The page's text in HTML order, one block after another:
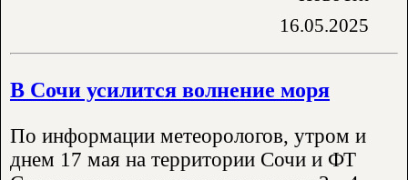
16.05.2025
В Сочи усилится волнение моря
По информации метеорологов, утром и
днем 17 мая на территории Сочи и ФТ